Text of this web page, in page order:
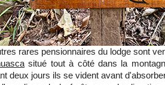
rares pensionnaires du lodge sont
situé tout à côté dans la
deux jours ils se vident avant